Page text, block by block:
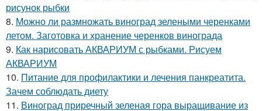
рисунок рыбки
8. Можно ли размножать виноград зелеными черенками
летом. Заготовка и хранение черенков винограда
9. Как нарисовать АКВАРИУМ с рыбками. Рисуем
АКВАРИУМ
10. Питание для профилактики и лечения панкреатита.
Зачем соблюдать диету
11. Виноград приречный зеленая гора выращивание из